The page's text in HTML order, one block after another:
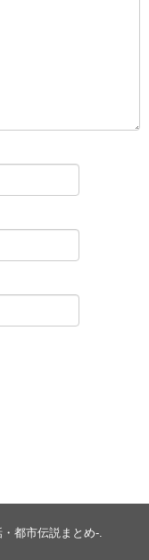
都市伝説まとめ-